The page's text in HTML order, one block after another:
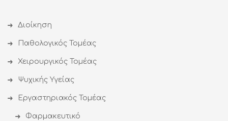
Διοίκηση
Παθολογικός Τομέας
Χειρουργικός Τομέας
Ψυχικής Υγείας
Εργαστηριακός Τομέας
Φαρμακευτικό